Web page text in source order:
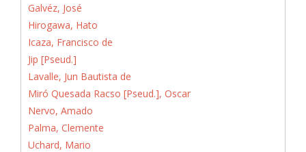
Galvéz, José
Hirogawa, Hato
Icaza, Francisco de
Jip [Pseud.]
Lavalle, Jun Bautista de
Miró Quesada Racso [Pseud.], Oscar
Nervo, Amado
Palma, Clemente
Uchard, Mario